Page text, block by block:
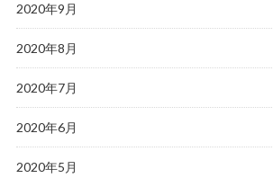
2020年9月
2020年8月
2020年7月
2020年6月
2020年5月